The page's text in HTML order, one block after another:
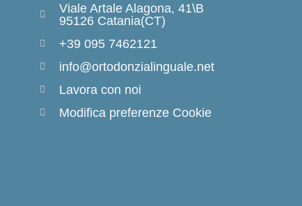
Viale Artale Alagona, 41\B
95126 Catania(CT)
+39 095 7462121
info@ortodonzialinguale.net
Lavora con noi
Modifica preferenze Cookie